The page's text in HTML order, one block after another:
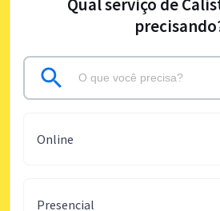
Online
Presencial